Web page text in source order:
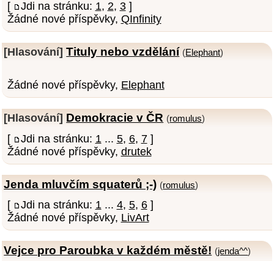
[ Jdi na stránku: 1, 2, 3]
Žádné nové příspěvky, QInfinity
[Hlasování] Tituly nebo vzdělání (Elephant)
Žádné nové příspěvky, Elephant
[Hlasování] Demokracie v ČR (romulus)
[ Jdi na stránku: 1 ... 5, 6, 7]
Žádné nové příspěvky, drutek
Jenda mluvčím squaterů ;-) (romulus)
[ Jdi na stránku: 1 ... 4, 5, 6]
Žádné nové příspěvky, LivArt
Vejce pro Paroubka v každém městě! (jenda^^)